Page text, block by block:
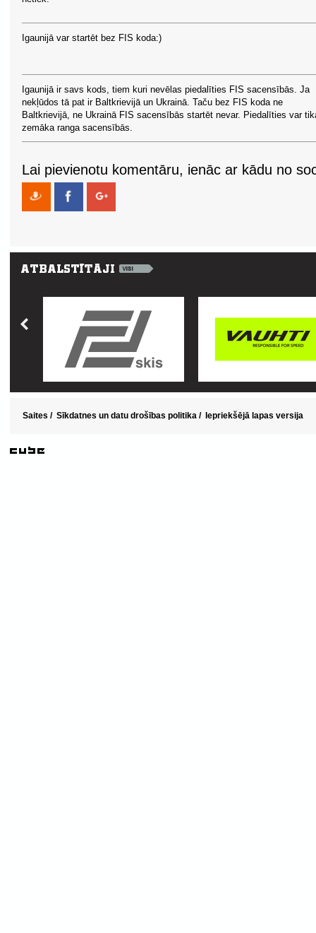
Igaunijā var startēt bez FIS koda:)
Igaunijā ir savs kods, tiem kuri nevēlas piedalīties FIS sacensībās. Ja
nekļūdos tā pat ir Baltkrievijā un Ukrainā. Taču bez FIS koda ne
Baltkrievijā, ne Ukrainā FIS sacensībās startēt nevar. Piedalīties var
zemāka ranga sacensībās.
Lai pievienotu komentāru, ienāc ar kādu no
Saites / Sīkdatnes un datu drošības politika / Iepriekšējā lapas versija